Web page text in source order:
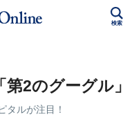
検索
第2のグーグル」
タルが注目！